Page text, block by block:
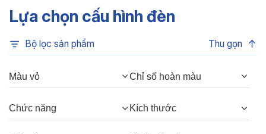
Chỉ số hoàn màu: CRI 80
Góc chiếu:2°
Công suất:16W
Lựa chọn cấu hình đèn
Bộ lọc sản phẩm Thu gọn
Màu vỏ Chỉ số hoàn màu
Chức năng Kích thước